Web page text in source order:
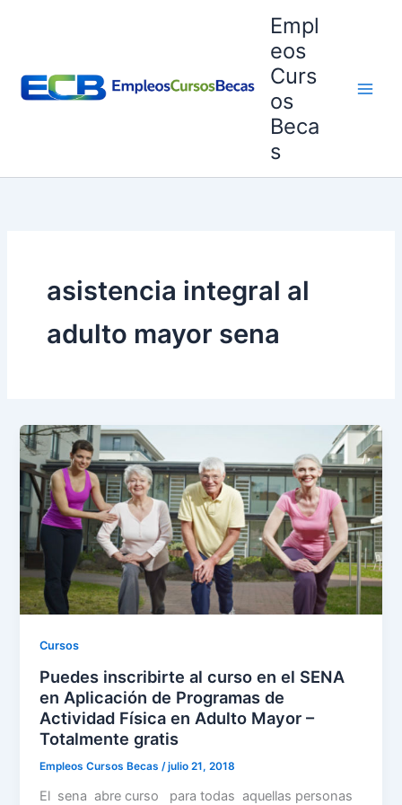
Empl
eos
Curs
os
Beca
s
asistencia integral al
adulto mayor sena
Cursos
Puedes inscribirte al curso en el SENA
en Aplicación de Programas de
Actividad Física en Adulto Mayor –
Totalmente gratis
Empleos Cursos Becas/julio 21, 2018
El sena abre curso para todas aquellas personas